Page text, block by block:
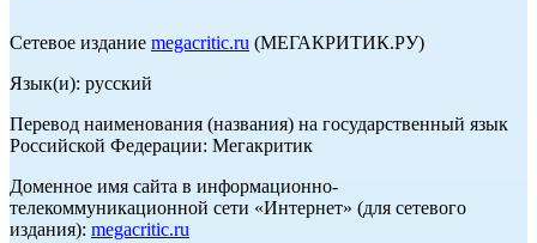
Сетевое издание megacritic.ru (МЕГАКРИТИК.РУ)
Язык(и): русский
Перевод наименования (названия) на государственный язык
Российской Федерации: Мегакритик
Доменное имя сайта в информационно-
телекоммуникационной сети «Интернет» (для сетевого
издания): megacritic.ru